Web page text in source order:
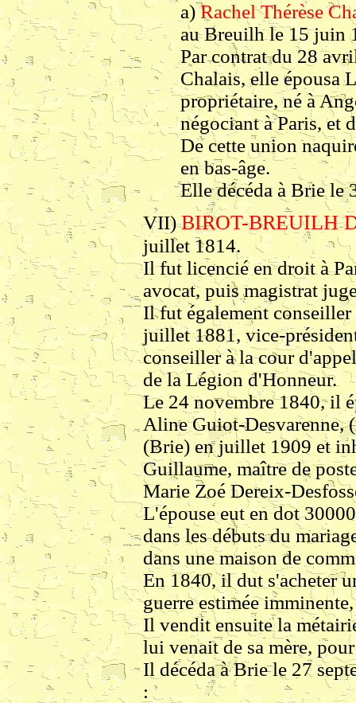
a)Rachel Thérèse
au Breuilh le 15 juin
Par contrat du 28
Chalais, elle épousa
propriétaire, né à
négociant à Paris, et
De cette union
en bas-âge.
Elle décéda à Brie le
VII)BIROT-BREUILH
juillet 1814.
Il fut licencié en droit à
avocat, puis magistrat
Il fut également
juillet 1881, vice-
conseiller à la cour
de la Légion d'Honneur.
Le 24 novembre 1840, il
Aline Guiot-Desvarenne,
(Brie) en juillet 1909 et
Guillaume, maître de
Marie Zoé Dereix-
L'épouse eut en dot
dans les débuts du
dans une maison de
En 1840, il dut s'acheter
guerre estimée
Il vendit ensuite la
lui venait de sa mère,
Il décéda à Brie le 27
: